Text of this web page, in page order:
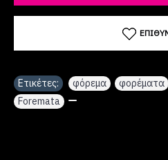
Ετικέτες: φόρεμα φορέματα
Foremata